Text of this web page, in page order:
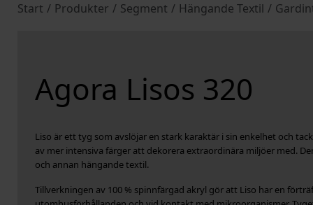
Start / Produkter / Segment / Hängande Textil /
Agora Lisos 320
Liso är ett tyg som avslöjar en stark karaktär i sin enkelhet och
av mer intensiva färger att dekorera extraordinära miljöer med.
och annan hängande textil.
Tillverkningen av 100 % spinnfärgad akryl gör att Liso har en